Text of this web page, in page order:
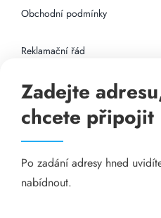
Obchodní podmínky
Reklamační řád
Připojení k internetu
Odkazy
Katalog A-seznam.cz
Zadejte
chcete připojit
Po zadání adresy hned
nabídnout.